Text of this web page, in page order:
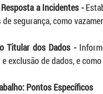
Resposta a Incidentes -
segurança, como
Titular dos Dados -
exclusão de dados, e
Pontos Específicos